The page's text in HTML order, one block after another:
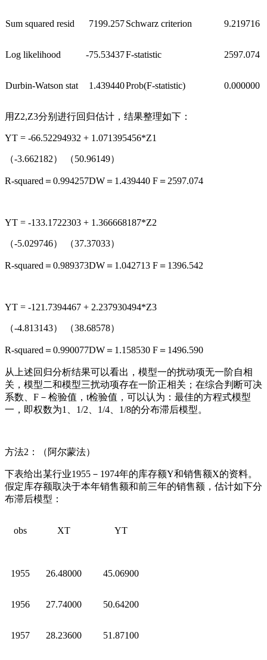
Sum squared resid 7199.257Schwarz criterion 9.219716
Log likelihood -75.53437F-statistic 2597.074
Durbin-Watson stat 1.439440Prob(F-statistic) 0.000000
用Z2,Z3分别进行回归估计，结果整理如下：
YT = -66.52294932 + 1.071395456*Z1
（-3.662182） （50.96149）
R-squared＝0.994257DW＝1.439440 F＝2597.074
YT = -133.1722303 + 1.366668187*Z2
（-5.029746） （37.37033）
R-squared＝0.989373DW＝1.042713 F＝1396.542
YT = -121.7394467 + 2.237930494*Z3
（-4.813143） （38.68578）
R-squared＝0.990077DW＝1.158530 F＝1496.590
从上述回归分析结果可以看出，模型一的扰动项无一阶自相
关，模型二和模型三扰动项存在一阶正相关；在综合判断可决
系数、F－检验值，t检验值，可以认为：最佳的方程式模型
一，即权数为1、1/2、1/4、1/8的分布滞后模型。
方法2：（阿尔蒙法）
下表给出某行业1955－1974年的库存额Y和销售额X的资料。
假定库存额取决于本年销售额和前三年的销售额，估计如下分
布滞后模型：
obs XT YT
1955 26.48000 45.06900
1956 27.74000 50.64200
1957 28.23600 51.87100